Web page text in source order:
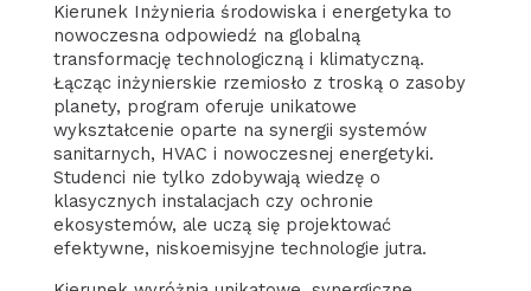
Kierunek Inżynieria środowiska i energetyka to
nowoczesna odpowiedź na globalną
transformację technologiczną i klimatyczną.
Łącząc inżynierskie rzemiosło z troską o zasoby
planety, program oferuje unikatowe
wykształcenie oparte na synergii systemów
sanitarnych, HVAC i nowoczesnej energetyki.
Studenci nie tylko zdobywają wiedzę o
klasycznych instalacjach czy ochronie
ekosystemów, ale uczą się projektować
efektywne, niskoemisyjne technologie jutra.